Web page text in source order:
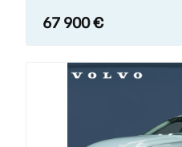
67 900 €